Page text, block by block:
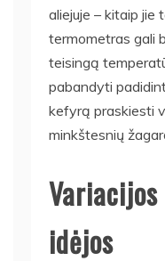
aliejuje – kitaip jie
termometras gali
teisingą
pabandyti
kefyrą praskiesti
minkštesnių
idėjos